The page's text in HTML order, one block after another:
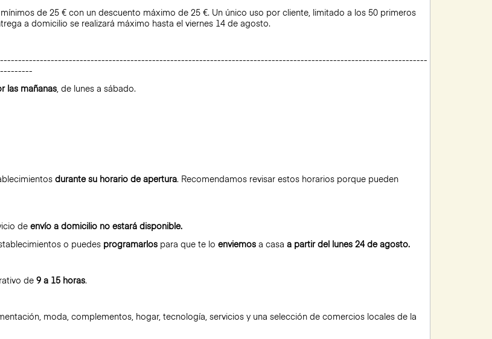
de 25 € con un descuento máximo de 25 €. Un único uso por cliente, limitado a los 50 primeros
a domicilio se realizará máximo hasta el viernes 14 de agosto.
las mañanas, de lunes a sábado.
durante su horario de apertura. Recomendamos revisar estos horarios porque pueden
de envío a domicilio no estará disponible.
o puedes programarlos para que te lo enviemos a casa a partir del lunes 24 de agosto.
de 9 a 15 horas.
moda, complementos, hogar, tecnología, servicios y una selección de comercios locales de la